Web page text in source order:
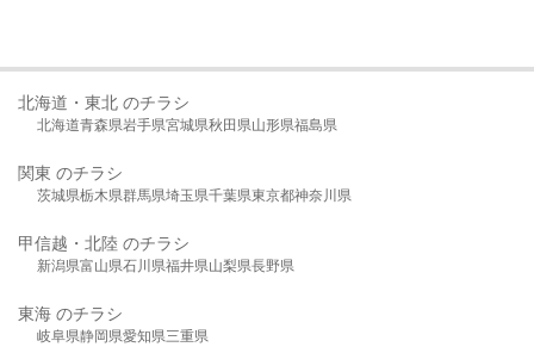
北海道・東北 のチラシ
北海道青森県岩手県宮城県秋田県山形県福島県
関東 のチラシ
茨城県栃木県群馬県埼玉県千葉県東京都神奈川県
甲信越・北陸 のチラシ
新潟県富山県石川県福井県山梨県長野県
東海 のチラシ
岐阜県静岡県愛知県三重県